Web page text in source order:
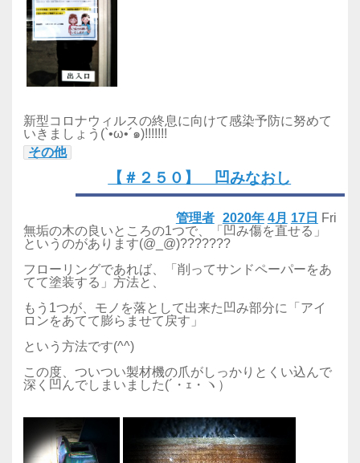
新型コロナウィルスの終息に向けて感染予防に努めて
いきましょう(`•ω•´๑)!!!!!!!
その他
【＃２５０】 凹みなおし
2020年 4月 17日 Fri
管理者
無垢の木の良いところの1つで、「凹み傷を直せる」
というのがあります(@_@)???????
フローリングであれば、「削ってサンドペーパーをあ
てて塗装する」方法と、
もう1つが、モノを落として出来た凹み部分に「アイ
ロンをあてて膨らませて戻す」
という方法です(^^)
この度、ついつい製材機の爪がしっかりとくい込んで
深く凹んでしまいました(´・ｪ・ヽ）